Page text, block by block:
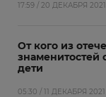
17:59 / 20 ДЕКАБРЯ 2021
От кого из
знаменитостей
дети
05:30 / 11 ДЕКАБРЯ 2021